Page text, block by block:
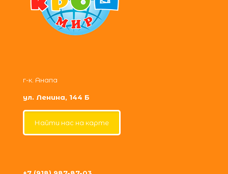
г-к. Анапа
ул. Ленина, 144 Б
Найти нас на карте